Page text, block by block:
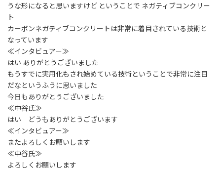
うな形になると思いますけど ということで ネガティブコンクリー
ト
カーボンネガティブコンクリートは非常に着目されている技術と
なっています
≪インタビュアー≫
はい ありがとうございました
もうすでに実用化もされ始めている技術ということで非常に注目
だなというふうに思いました
今日もありがとうございました
≪中谷氏≫
はい どうもありがとうございます
≪インタビュアー≫
またよろしくお願いします
≪中谷氏≫
よろしくお願いします